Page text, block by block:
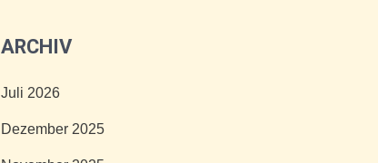
ARCHIV
Juli 2026
Dezember 2025